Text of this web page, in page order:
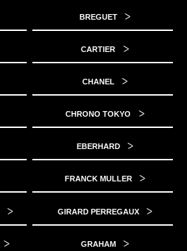
BREGUET
CARTIER
CHANEL
CHRONO TOKYO
EBERHARD
FRANCK MULLER
GIRARD PERREGAUX
GRAHAM